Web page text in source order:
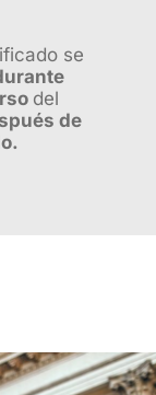
se
del
de